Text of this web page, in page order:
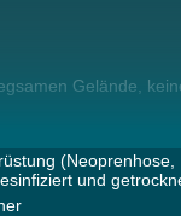
Gelände,
und